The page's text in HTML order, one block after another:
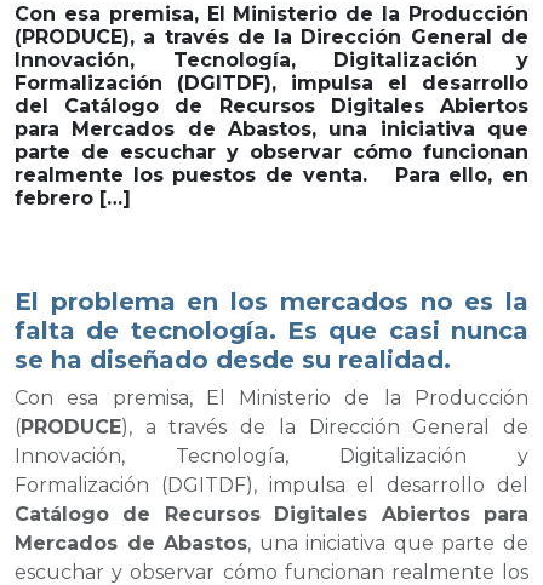
Con esa premisa, El Ministerio de la Producción
(PRODUCE), a través de la Dirección General de
Innovación, Tecnología, Digitalización y
Formalización (DGITDF), impulsa el desarrollo
del Catálogo de Recursos Digitales Abiertos
para Mercados de Abastos, una iniciativa que
parte de escuchar y observar cómo funcionan
realmente los puestos de venta. Para ello, en
febrero […]
El problema en los mercados no es la
falta de tecnología. Es que casi nunca
se ha diseñado desde su realidad.
Con esa premisa, El Ministerio de la Producción
(PRODUCE), a través de la Dirección General de
Innovación, Tecnología, Digitalización y
Formalización (DGITDF), impulsa el desarrollo del
Catálogo de Recursos Digitales Abiertos para
Mercados de Abastos, una iniciativa que parte de
escuchar y observar cómo funcionan realmente los